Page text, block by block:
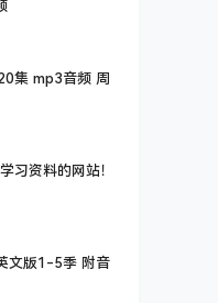
集 mp3音频 周
习资料的网站！
文版1-5季 附音